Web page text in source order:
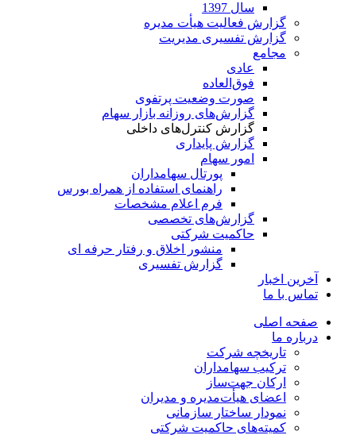
سال 1397
گزارش فعالیت هیأت مدیره
گزارش تفسیری مدیریت
مجامع
عادی
فوق‌العاده
صورت وضعیت پرتفوی
گزارش‌های روزانه بازار سهام
گزارش کنترل‌های داخلی
گزارش پایداری
امور سهام
پورتال سهامداران
راهنمای استفاده از همراه بورس
فرم اعلام مشخصات
گزارش‌های تخصصی
حاکمیت شرکتی
منشور اخلاق و رفتار حرفه­ ای
گزارش تفسیری
آخرین اخبار
تماس با ما
صفحه اصلی
درباره ما
تاریخچه شرکت
ترکیب سهامداران
ارکان جهت‌ساز
اعضای هیأت‌مدیره و مدیران
نمودار ساختار سازمانی
کمیته‌های حاکمیت شرکتی